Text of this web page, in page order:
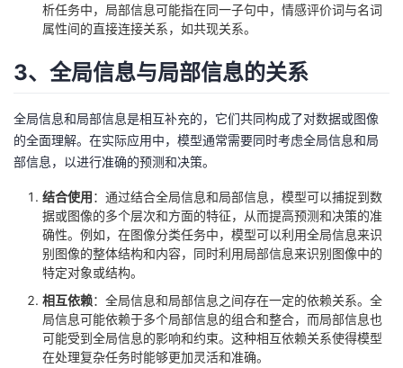
析任务中，局部信息可能指在同一子句中，情感评价词与名词
属性间的直接连接关系，如共现关系。
3、全局信息与局部信息的关系
全局信息和局部信息是相互补充的，它们共同构成了对数据或图像
的全面理解。在实际应用中，模型通常需要同时考虑全局信息和局
部信息，以进行准确的预测和决策。
结合使用：通过结合全局信息和局部信息，模型可以捕捉到数
据或图像的多个层次和方面的特征，从而提高预测和决策的准
确性。例如，在图像分类任务中，模型可以利用全局信息来识
别图像的整体结构和内容，同时利用局部信息来识别图像中的
特定对象或结构。
相互依赖：全局信息和局部信息之间存在一定的依赖关系。全
局信息可能依赖于多个局部信息的组合和整合，而局部信息也
可能受到全局信息的影响和约束。这种相互依赖关系使得模型
在处理复杂任务时能够更加灵活和准确。